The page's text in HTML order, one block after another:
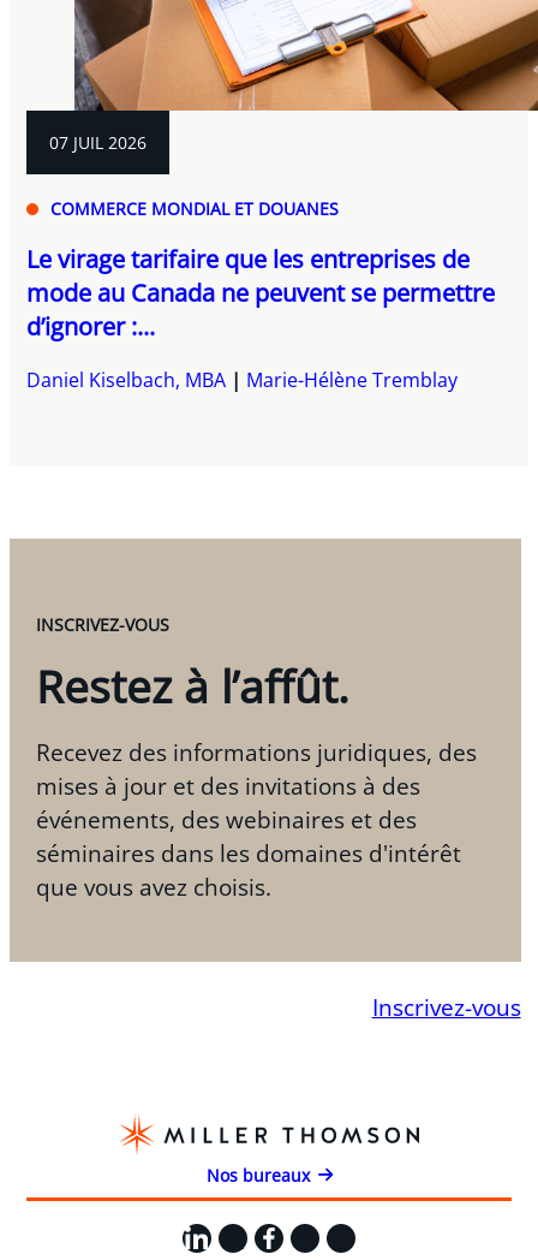
07 JUIL 2026
COMMERCE MONDIAL ET DOUANES
Le virage tarifaire que les entreprises de
mode au Canada ne peuvent se permettre
d’ignorer :...
Daniel Kiselbach, MBA Marie-Hélène Tremblay
INSCRIVEZ-VOUS
Restez à l’affût.
Recevez des informations juridiques, des
mises à jour et des invitations à des
événements, des webinaires et des
séminaires dans les domaines d'intérêt
que vous avez choisis.
Inscrivez-vous
Nos bureaux
LinkedIn
X Facebook
Instagram
YouTube